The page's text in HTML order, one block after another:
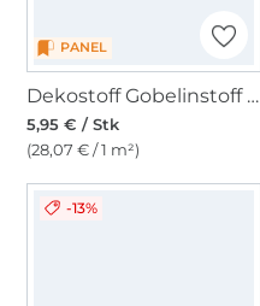
PANEL
Dekostoff Gobelinstoff Panel Summer Time, 46 x 46 cm
5,95 € / Stk
(28,07 € / 1 m²)
-13%